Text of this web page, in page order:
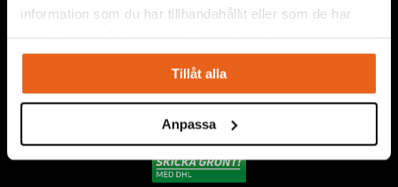
information som du har tillhandahållit eller som de har
Tillåt alla
Anpassa
eget varumärke, med fokus på problemlösning inom service,
montage, bygg, anläggning, underhåll, reparation och
installation.